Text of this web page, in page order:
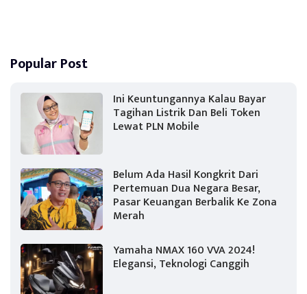
Popular Post
Ini Keuntungannya Kalau Bayar
Tagihan Listrik Dan Beli Token
Lewat PLN Mobile
Belum Ada Hasil Kongkrit Dari
Pertemuan Dua Negara Besar,
Pasar Keuangan Berbalik Ke Zona
Merah
Yamaha NMAX 160 VVA 2024!
Elegansi, Teknologi Canggih